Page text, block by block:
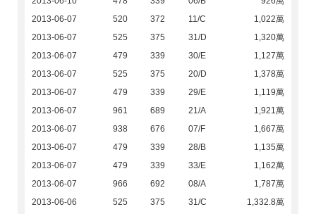
2013-06-07
520 372 11/C
1,022萬
2013-06-07
525 375 31/D
1,320萬
2013-06-07
479 339 30/E
1,127萬
2013-06-07
525 375 20/D
1,378萬
2013-06-07
479 339 29/E
1,119萬
2013-06-07
961 689 21/A
1,921萬
2013-06-07
938 676 07/F
1,667萬
2013-06-07
479 339 28/B
1,135萬
2013-06-07
479 339 33/E
1,162萬
2013-06-07
966 692 08/A
1,787萬
2013-06-06
525 375 31/C
1,332.8萬